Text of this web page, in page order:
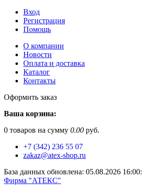
Вход
Регистрация
Помощь
О компании
Новости
Оплата и доставка
Каталог
Контакты
Оформить заказ
Ваша корзина:
0 товаров на сумму 0.00 руб.
+7 (342) 236 55 07
zakaz@atex-shop.ru
База данных обновлена: 05.08.2026
Фирма "АТЕКС"